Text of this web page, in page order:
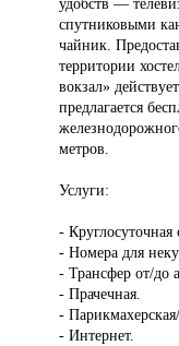
удобств —
спутниковыми
чайник.
территории
вокзал»
предлагается
метров.
Услуги:
- Круглосуточная
- Номера для
- Трансфер от/до
- Прачечная.
-
- Интернет.